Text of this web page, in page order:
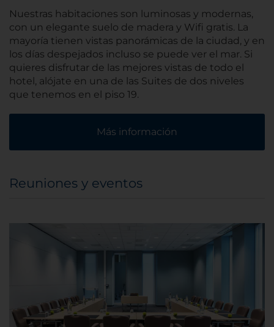
Nuestras habitaciones son luminosas y modernas,
con un elegante suelo de madera y Wifi gratis. La
mayoría tienen vistas panorámicas de la ciudad, y en
los días despejados incluso se puede ver el mar. Si
quieres disfrutar de las mejores vistas de todo el
hotel, alójate en una de las Suites de dos niveles
que tenemos en el piso 19.
Más información
Reuniones y eventos